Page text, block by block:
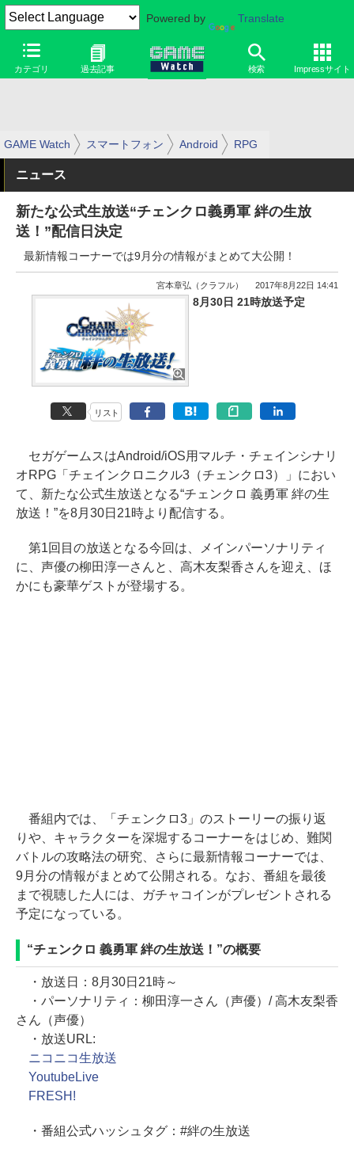
Powered by Translate
カテゴリ 過去記事 検索 Impressサイト
GAME Watch スマートフォン Android RPG
ニュース
新たな公式生放送“チェンクロ義勇軍 絆の生放
送！”配信日決定
最新情報コーナーでは9月分の情報がまとめて大公開！
宮本章弘（クラフル） 2017年8月22日 14:41
8月30日 21時放送予定
リスト
セガゲームスはAndroid/iOS用マルチ・チェインシナリ
オRPG「チェインクロニクル3（チェンクロ3）」におい
て、新たな公式生放送となる“チェンクロ 義勇軍 絆の生
放送！”を8月30日21時より配信する。
第1回目の放送となる今回は、メインパーソナリティ
に、声優の柳田淳一さんと、高木友梨香さんを迎え、ほ
かにも豪華ゲストが登場する。
番組内では、「チェンクロ3」のストーリーの振り返
りや、キャラクターを深堀するコーナーをはじめ、難関
バトルの攻略法の研究、さらに最新情報コーナーでは、
9月分の情報がまとめて公開される。なお、番組を最後
まで視聴した人には、ガチャコインがプレゼントされる
予定になっている。
“チェンクロ 義勇軍 絆の生放送！”の概要
・放送日：8月30日21時～
・パーソナリティ：柳田淳一さん（声優）/ 高木友梨香
さん（声優）
・放送URL:
ニコニコ生放送
YoutubeLive
FRESH!
・番組公式ハッシュタグ：#絆の生放送